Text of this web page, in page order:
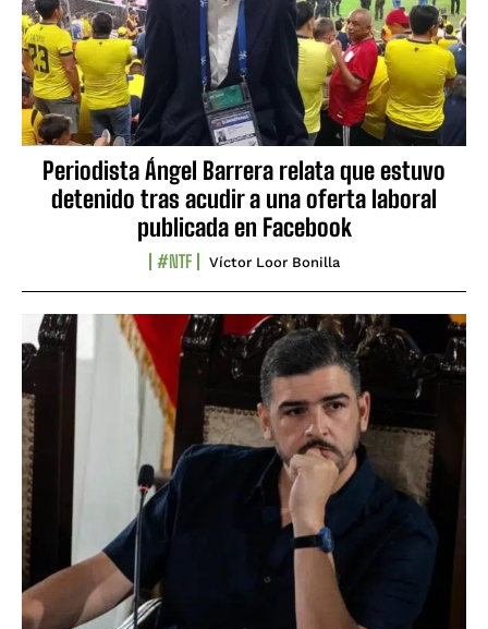
Periodista Ángel Barrera relata que estuvo
detenido tras acudir a una oferta laboral
publicada en Facebook
#NTF Víctor Loor Bonilla